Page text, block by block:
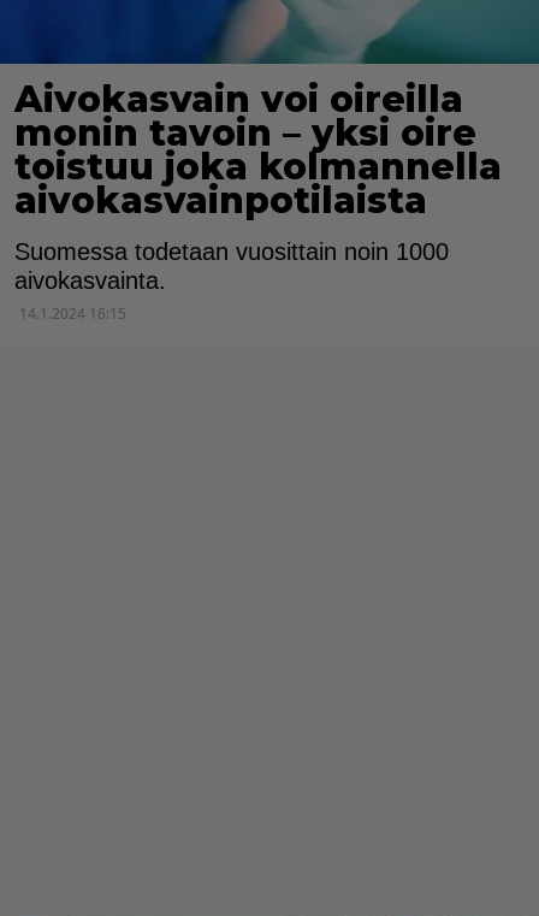
Aivokasvain voi oireilla
monin tavoin – yksi oire
toistuu joka kolmannella
aivokasvainpotilaista
Suomessa todetaan vuosittain noin 1000
aivokasvainta.
14.1.2024 16:15